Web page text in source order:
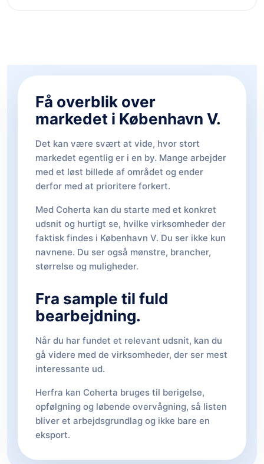
Få overblik over
markedet i København V.
Det kan være svært at vide, hvor stort
markedet egentlig er i en by. Mange arbejder
med et løst billede af området og ender
derfor med at prioritere forkert.
Med Coherta kan du starte med et konkret
udsnit og hurtigt se, hvilke virksomheder der
faktisk findes i København V. Du ser ikke kun
navnene. Du ser også mønstre, brancher,
størrelse og muligheder.
Fra sample til fuld
bearbejdning.
Når du har fundet et relevant udsnit, kan du
gå videre med de virksomheder, der ser mest
interessante ud.
Herfra kan Coherta bruges til berigelse,
opfølgning og løbende overvågning, så listen
bliver et arbejdsgrundlag og ikke bare en
eksport.